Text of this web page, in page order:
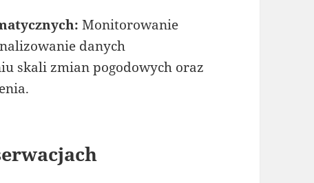
Monitorowanie
danych
skali zmian pogodowych oraz